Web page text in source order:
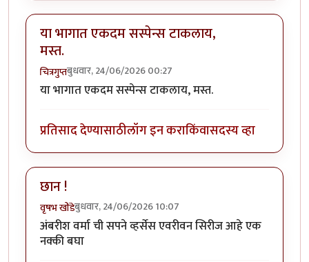
या भागात एकदम सस्पेन्स टाकलाय,
मस्त.
चित्रगुप्तबुधवार, 24/06/2026 00:27
या भागात एकदम सस्पेन्स टाकलाय, मस्त.
प्रतिसाद देण्यासाठीलॉग इन कराकिंवासदस्य व्हा
छान !
वृषभ खोंडेबुधवार, 24/06/2026 10:07
अंबरीश वर्मा ची सपने व्हर्सेस एवरीवन सिरीज आहे एक
नक्की बघा